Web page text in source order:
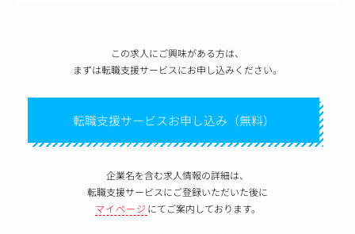
この求人にご興味がある方は、
まずは転職支援サービスにお申し込みください。
転職支援サービスお申し込み（無料）
企業名を含む求人情報の詳細は、
転職支援サービスにご登録いただいた後に
マイページ にてご案内しております。